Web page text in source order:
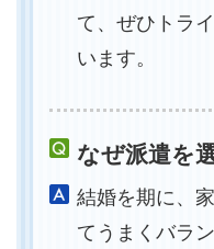
て、ぜひトラ
います。
なぜ派遣を
結婚を期に、
てうまくバラ